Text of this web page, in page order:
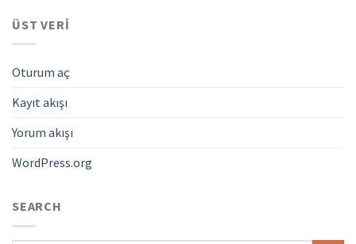
ÜST VERI
Oturum aç
Kayıt akışı
Yorum akışı
WordPress.org
SEARCH